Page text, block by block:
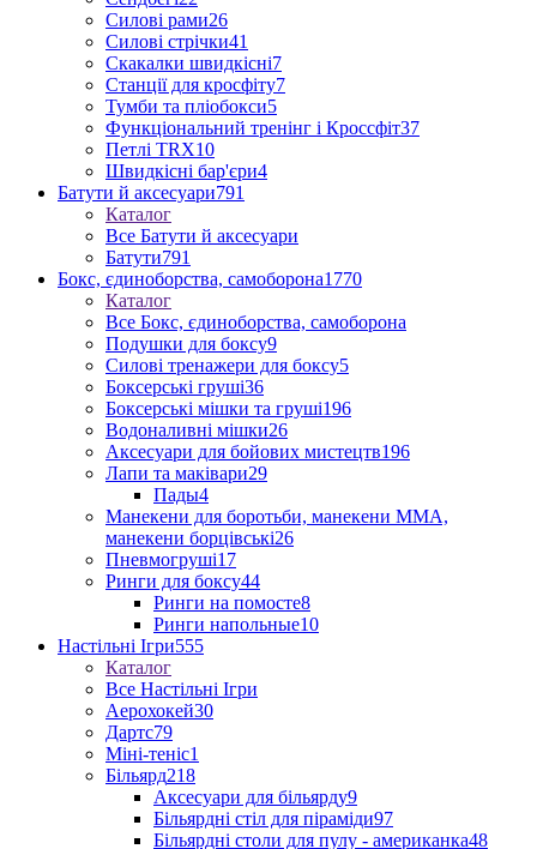
Силові рами26
Силові стрічки41
Скакалки швидкісні7
Станції для кросфіту7
Тумби та пліобокси5
Функціональний тренінг і Кроссфіт37
Петлі TRX10
Швидкісні бар'єри4
Батути й аксесуари791
Каталог
Все Батути й аксесуари
Батути791
Бокс, єдиноборства, самоборона1770
Каталог
Все Бокс, єдиноборства, самоборона
Подушки для боксу9
Силові тренажери для боксу5
Боксерські груші36
Боксерські мішки та груші196
Водоналивні мішки26
Аксесуари для бойових мистецтв196
Лапи та маківари29
Пады4
Манекени для боротьби, манекени ММА,
манекени борцівські26
Пневмогруші17
Ринги для боксу44
Ринги на помосте8
Ринги напольные10
Настільні Ігри555
Каталог
Все Настільні Ігри
Аерохокей30
Дартс79
Міні-теніс1
Більярд218
Аксесуари для більярду9
Більярдні стіл для піраміди97
Більярдні столи для пулу - американка48